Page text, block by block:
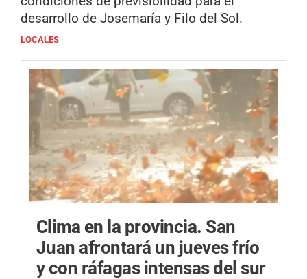
desarrollo de Josemaría y Filo del Sol.
LOCALES
Clima en la provincia. San
Juan afrontará un jueves frío
y con ráfagas intensas del sur